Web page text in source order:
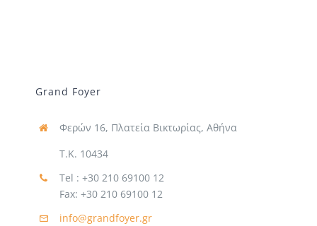
Grand Foyer
Φερών 16, Πλατεία Βικτωρίας, Αθήνα
Τ.Κ. 10434
Tel : +30 210 69100 12
Fax: +30 210 69100 12
info@grandfoyer.gr